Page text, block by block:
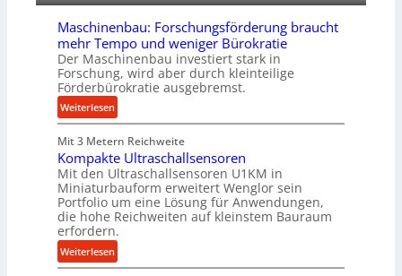
B
a
u
e
r
f
ü
r
d
i
e
P
r
o
d
u
k
t
i
o
n
Maschinenbau: Forschungsförderung braucht
mehr Tempo und weniger Bürokratie
Der Maschinenbau investiert stark in
Forschung, wird aber durch kleinteilige
Förderbürokratie ausgebremst.
Weiterlesen:
M
a
s
c
h
i
n
e
n
Mit 3 Metern Reichweite
Kompakte Ultraschallsensoren
Mit den Ultraschallsensoren U1KM in
Miniaturbauform erweitert Wenglor sein
Portfolio um eine Lösung für Anwendungen,
die hohe Reichweiten auf kleinstem Bauraum
erfordern.
Weiterlesen:
K